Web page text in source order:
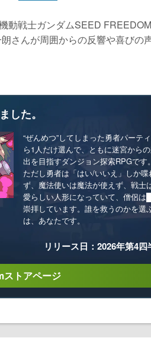
動戦士ガンダムSEED
さんが周囲からの反響や喜びの
した。
“ぜんめつ”してしまった勇者パーテ
ら1人だけ選んで、ともに迷宮から
出を目指すダンジョン探索RPGです。
ただし勇者は「はい/いいえ」しか喋
ず、魔法使いは魔法が使えず、戦士
愛らしい人形になっていて、僧侶は
崇拝しています。誰を救うのかを選
は、あなたです。
リリース日：2026年第4四
ストアページ